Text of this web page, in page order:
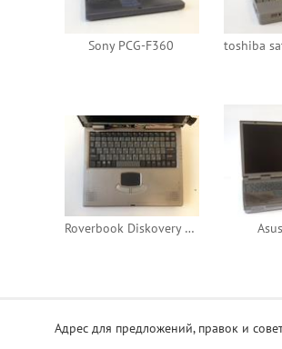
Sony PCG-F360
Roverbook Diskovery RD4
Адрес для предложений, правок и